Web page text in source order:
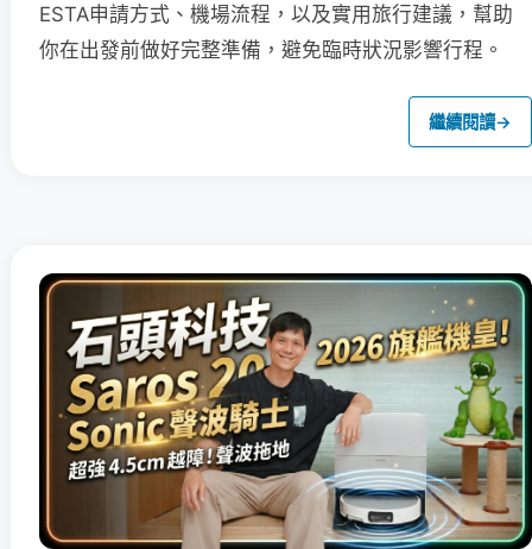
ESTA申請方式、機場流程，以及實用旅行建議，幫助
你在出發前做好完整準備，避免臨時狀況影響行程。
繼續閱讀→